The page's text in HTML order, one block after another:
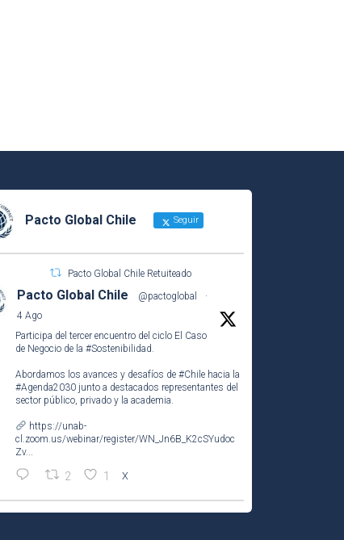
Pacto Global Chile Seguir
Pacto Global Chile Retuiteado
Pacto Global Chile @pactoglobal
·
4 Ago
Participa del tercer encuentro del ciclo El Caso
de Negocio de la #Sostenibilidad.
Abordamos los avances y desafíos de #Chile hacia la
#Agenda2030 junto a destacados representantes del
sector público, privado y la academia.
https://unab-
cl.zoom.us/webinar/register/WN_Jn6B_K2cSYudoc
Zv...
2 1 X